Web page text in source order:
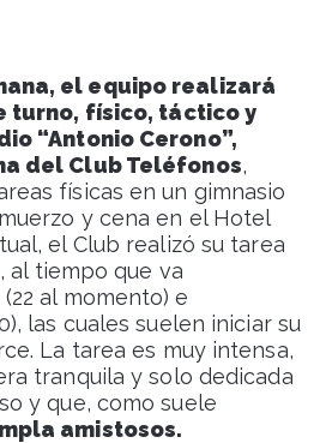
el equipo realizará
turno, físico, táctico y
“Antonio Cerono”,
del Club Teléfonos,
físicas en un gimnasio
y cena en el Hotel
el Club realizó su tarea
al tiempo que va
al momento) e
las cuales suelen iniciar su
La tarea es muy intensa,
tranquila y solo dedicada
y que, como suele
amistosos.